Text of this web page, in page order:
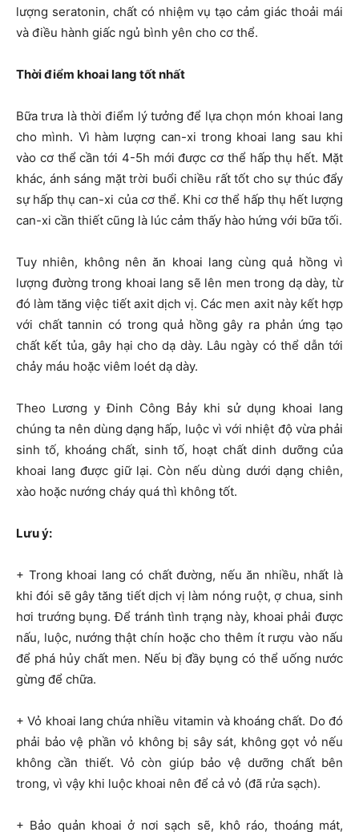
lượng seratonin, chất có nhiệm vụ tạo cảm giác thoải mái
và điều hành giấc ngủ bình yên cho cơ thể.
Thời điểm khoai lang tốt nhất
Bữa trưa là thời điểm lý tưởng để lựa chọn món khoai lang
cho mình. Vì hàm lượng can-xi trong khoai lang sau khi
vào cơ thể cần tới 4-5h mới được cơ thể hấp thụ hết. Mặt
khác, ánh sáng mặt trời buổi chiều rất tốt cho sự thúc đẩy
sự hấp thụ can-xi của cơ thể. Khi cơ thể hấp thụ hết lượng
can-xi cần thiết cũng là lúc cảm thấy hào hứng với bữa tối.
Tuy nhiên, không nên ăn khoai lang cùng quả hồng vì
lượng đường trong khoai lang sẽ lên men trong dạ dày, từ
đó làm tăng việc tiết axit dịch vị. Các men axit này kết hợp
với chất tannin có trong quả hồng gây ra phản ứng tạo
chất kết tủa, gây hại cho dạ dày. Lâu ngày có thể dẫn tới
chảy máu hoặc viêm loét dạ dày.
Theo Lương y Đinh Công Bảy khi sử dụng khoai lang
chúng ta nên dùng dạng hấp, luộc vì với nhiệt độ vừa phải
sinh tố, khoáng chất, sinh tố, hoạt chất dinh dưỡng của
khoai lang được giữ lại. Còn nếu dùng dưới dạng chiên,
xào hoặc nướng cháy quá thì không tốt.
Lưu ý:
+ Trong khoai lang có chất đường, nếu ăn nhiều, nhất là
khi đói sẽ gây tăng tiết dịch vị làm nóng ruột, ợ chua, sinh
hơi trướng bụng. Để tránh tình trạng này, khoai phải được
nấu, luộc, nướng thật chín hoặc cho thêm ít rượu vào nấu
để phá hủy chất men. Nếu bị đầy bụng có thể uống nước
gừng để chữa.
+ Vỏ khoai lang chứa nhiều vitamin và khoáng chất. Do đó
phải bảo vệ phần vỏ không bị sây sát, không gọt vỏ nếu
không cần thiết. Vỏ còn giúp bảo vệ dưỡng chất bên
trong, vì vậy khi luộc khoai nên để cả vỏ (đã rửa sạch).
+ Bảo quản khoai ở nơi sạch sẽ, khô ráo, thoáng mát,